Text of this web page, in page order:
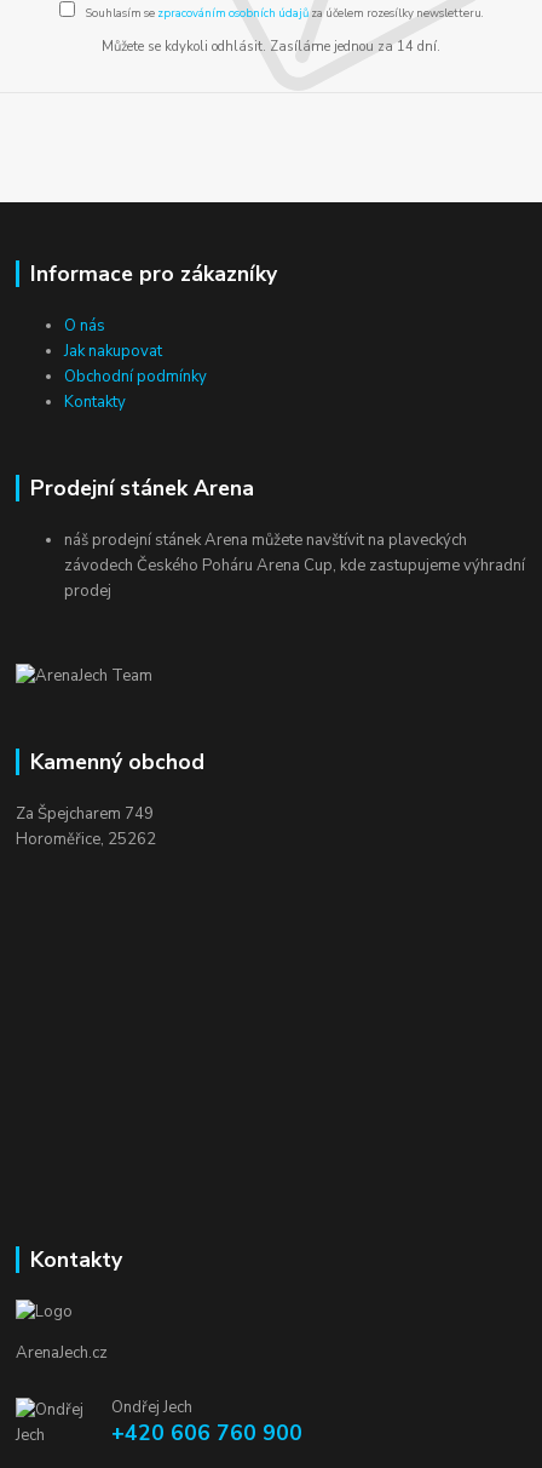
Souhlasím se zpracováním osobních údajůza účelem rozesílky newsletteru.
Můžete se kdykoli odhlásit. Zasíláme jednou za 14 dní.
Informace pro zákazníky
O nás
Jak nakupovat
Obchodní podmínky
Kontakty
Prodejní stánek Arena
náš prodejní stánek Arena můžete navštívit na plaveckých
závodech Českého Poháru Arena Cup, kde zastupujeme výhradní
prodej
Kamenný obchod
Za Špejcharem 749
Horoměřice, 25262
Kontakty
ArenaJech.cz
Ondřej Jech
+420 606 760 900